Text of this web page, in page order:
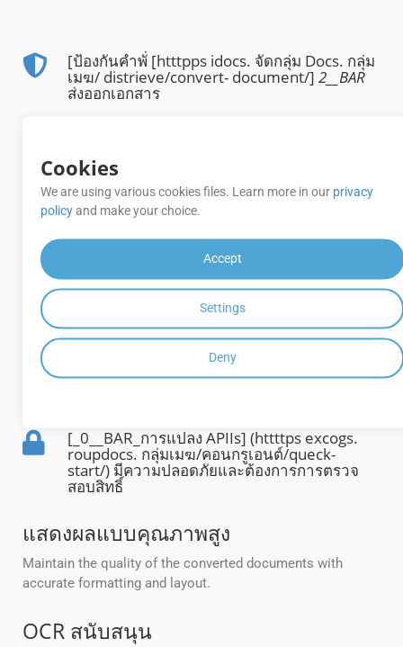
[ป้องกันคําพั่ [htttpps idocs. จัดกลุ่ม Docs. กลุ่ม
เมฆ/ distrieve/convert- document/] 2__BAR
ส่งออกเอกสาร
กรูเอนต์/) มาจากชุดสะสมของสวากเกอร์
แปลง _0___BARM4A_หน้าโดยหน้า หรือ [ช่วง
distribution/cont-pages/)
[Watermark] (htttps september docs. จัดกลุ่ม
docs. กลุ่มเมฆ/ control/add-watermark/)
รูปแบบไฟล์ทั่วไปทั้งหมด
[_0__BAR_การแปลง APIIs] (httttps excogs.
roupdocs. กลุ่มเมฆ/คอนกรูเอนต์/queck-
start/) มีความปลอดภัยและต้องการการตรวจ
สอบสิทธิ์
แสดงผลแบบคุณภาพสูง
Maintain the quality of the converted documents with
accurate formatting and layout.
OCR สนับสนุน
Cookies
We are using various cookies files. Learn more in our privacy
policyand make your choice.
Accept
Settings
Deny